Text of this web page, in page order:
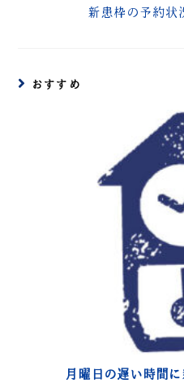
新患枠の予約状
おすすめ
月曜日の遅い時間